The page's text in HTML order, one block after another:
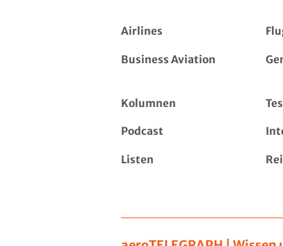
Airlines
Business Aviation
Kolumnen
Podcast
Listen